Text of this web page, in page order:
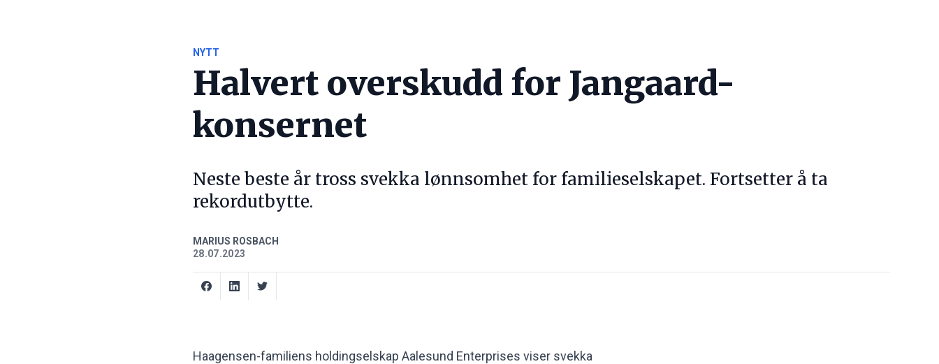
NYTT
Halvert overskudd for Jangaard-
konsernet
Neste beste år tross svekka lønnsomhet for familieselskapet. Fortsetter å ta
rekordutbytte.
MARIUS ROSBACH
28.07.2023
Haagensen-familiens holdingselskap Aalesund Enterprises viser svekka